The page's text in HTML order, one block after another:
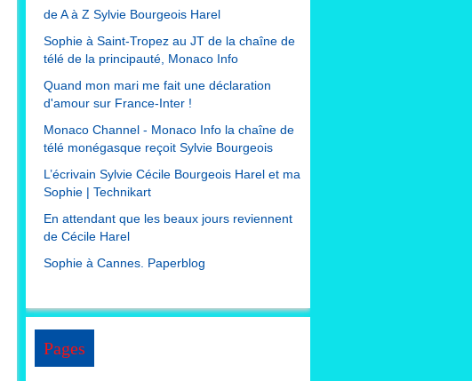
de A à Z Sylvie Bourgeois Harel
Sophie à Saint-Tropez au JT de la chaîne de
télé de la principauté, Monaco Info
Quand mon mari me fait une déclaration
d'amour sur France-Inter !
Monaco Channel - Monaco Info la chaîne de
télé monégasque reçoit Sylvie Bourgeois
L’écrivain Sylvie Cécile Bourgeois Harel et ma
Sophie | Technikart
En attendant que les beaux jours reviennent
de Cécile Harel
Sophie à Cannes. Paperblog
Pages